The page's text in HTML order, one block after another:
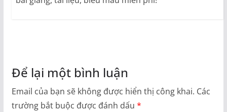
Để lại một bình luận
Email của bạn sẽ không được hiển thị công khai. Các
trường bắt buộc được đánh dấu *